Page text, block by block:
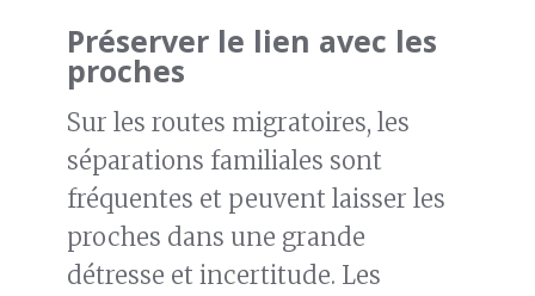
Préserver le lien avec les
proches
Sur les routes migratoires, les
séparations familiales sont
fréquentes et peuvent laisser les
proches dans une grande
détresse et incertitude. Les